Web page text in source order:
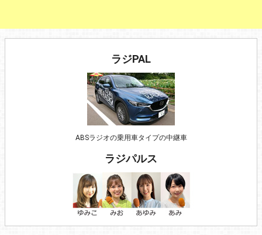
ラジPAL
ABSラジオの乗用車タイプの中継車
ラジパルス